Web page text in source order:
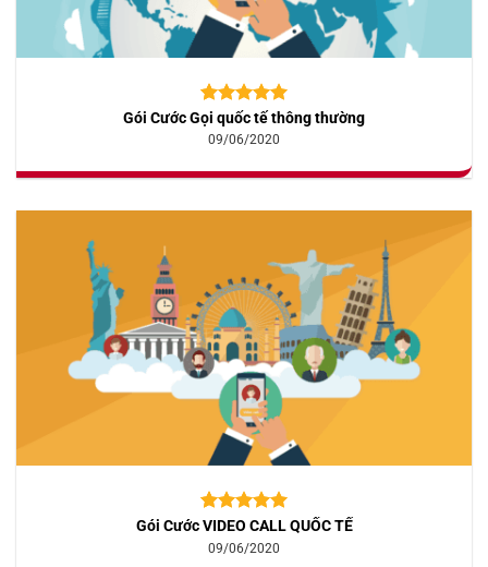
5.00trên 5
dựa trên
10
Gói Cước Gọi quốc tế thông thường
09/06/2020
5.00trên 5
dựa trên
10
Gói Cước VIDEO CALL QUỐC TẾ
09/06/2020